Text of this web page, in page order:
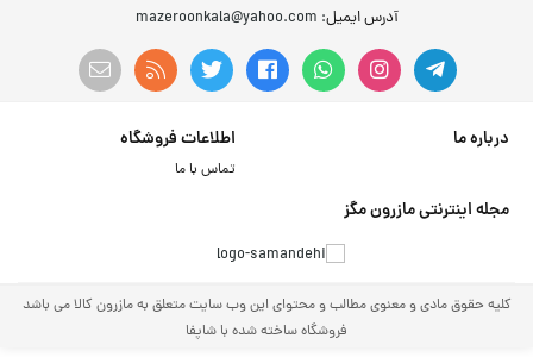
آدرس ایمیل: mazeroonkala@yahoo.com
درباره ما اطلاعات فروشگاه
تماس با ما
مجله اینترنتی مازرون مگز
کلیه حقوق مادی و معنوی مطالب و محتوای این وب سایت متعلق به مازرون کالا می باشد
فروشگاه ساخته شده با شاپفا